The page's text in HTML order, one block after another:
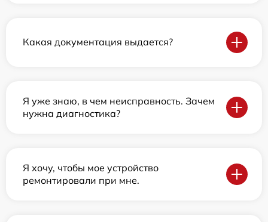
Какая документация выдается?
Я уже знаю, в чем неисправность. Зачем
нужна диагностика?
Я хочу, чтобы мое устройство
ремонтировали при мне.